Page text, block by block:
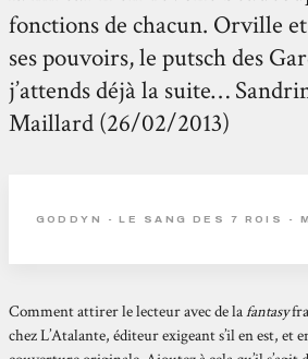
fonctions de chacun. Orville
ses pouvoirs, le putsch des
j’attends déjà la suite…
Maillard (26/02/2013)
GODDYN - LE SANG DES 7 ROIS -
Comment attirer le lecteur avec de lafantasy
chez L’Atalante, éditeur exigeant s’il en est, et